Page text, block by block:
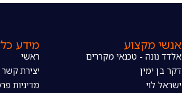
אנשי מקצוע
אלדד נונה - טכנאי מקררים
דקר בן ימין
ישראל לוי
מידע
ראשי
יצירת קשר
מדיניות